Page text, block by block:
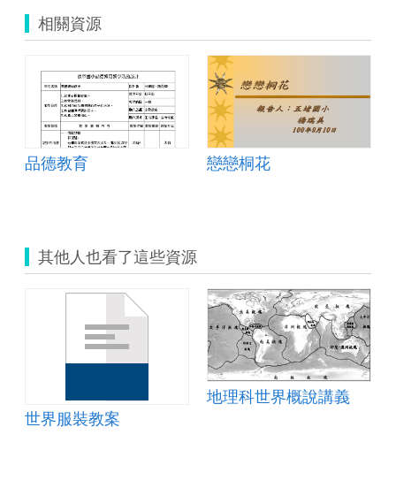
相關資源
品德教育 戀戀桐花
其他人也看了這些資源
世界服裝教案
地理科世界概說講義